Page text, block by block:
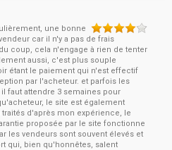
une bonne
car il n'y a pas de frais
coup, cela n'engage à rien de tenter
aussi, c'est plus souple
étant le paiement qui n'est effectif
par l'acheteur. et parfois les
faut attendre 3 semaines pour
le site est également
d'après mon expérience, le
proposée par le site fonctionne
les vendeurs sont souvent élevés et
qui, bien qu'honnêtes, salent